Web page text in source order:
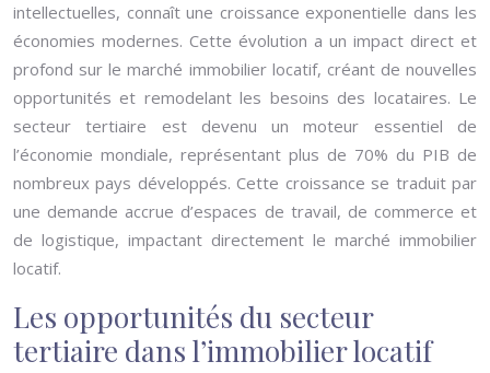
intellectuelles, connaît une croissance exponentielle dans les
économies modernes. Cette évolution a un impact direct et
profond sur le marché immobilier locatif, créant de nouvelles
opportunités et remodelant les besoins des locataires. Le
secteur tertiaire est devenu un moteur essentiel de
l’économie mondiale, représentant plus de 70% du PIB de
nombreux pays développés. Cette croissance se traduit par
une demande accrue d’espaces de travail, de commerce et
de logistique, impactant directement le marché immobilier
locatif.
Les opportunités du secteur
tertiaire dans l’immobilier locatif